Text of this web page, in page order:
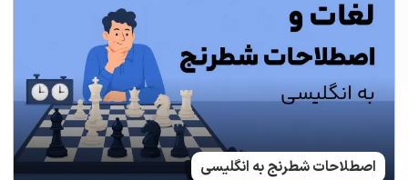
اصطلاحات شطرنج به انگلیسی